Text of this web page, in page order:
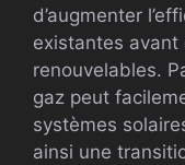
d’augmenter
existantes avant
renouvelables.
gaz peut
systèmes
ainsi une